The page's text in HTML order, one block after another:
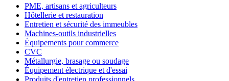
PME, artisans et agriculteurs
Hôtellerie et restauration
Entretien et sécurité des immeubles
Machines-outils industrielles
Équipements pour commerce
CVC
Métallurgie, brasage ou soudage
Équipement électrique et d'essai
Produits d'entretien professionnels